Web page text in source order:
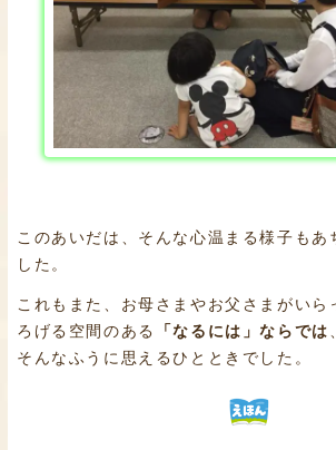
このあいだは、そんな心温まる様子もあ
した。
これもまた、お母さまやお父さまがいら
ろげる空間のある
「なるには」ならでは
そんなふうに思えるひとときでした。